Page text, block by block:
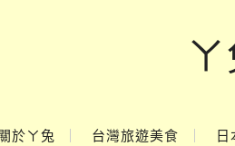
關於ㄚ兔 台灣旅遊美食 日